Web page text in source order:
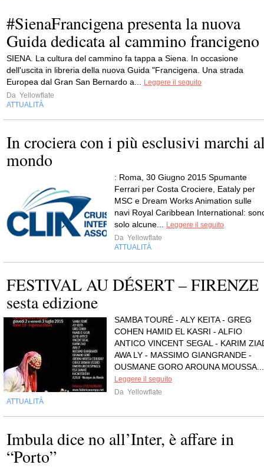
#SienaFrancigena presenta la nuova
Guida dedicata al cammino francigeno
SIENA. La cultura del cammino fa tappa a Siena. In occasione
dell'uscita in libreria della nuova Guida "Francigena. Una strada
Europea dal Gran San Bernardo a...
Leggere il seguito
Da Yellowflate
ATTUALITÀ
In crociera con i più esclusivi marchi
mondo
: Roma, 30 Giugno 2015 Spumante
Ferrari per Costa Crociere, Eataly per
MSC e Dream Works Animation sulle
navi Royal Caribbean International:
solo alcune...
Leggere il seguito
Da Yellowflate
ATTUALITÀ
FESTIVAL AU DÉSERT – FIRENZE
sesta edizione
SAMBA TOURÉ - ALY KEITA - GREG
COHEN HAMID EL KASRI - ALFIO
ANTICO VINCENT SEGAL - KARIM
AWA LY - MASSIMO GIANGRANDE -
OUSMANE GORO AROUNA MOUSSA...
Leggere il seguito
Da Yellowflate
ATTUALITÀ
Imbula dice no all’Inter, è affare in
“Porto”